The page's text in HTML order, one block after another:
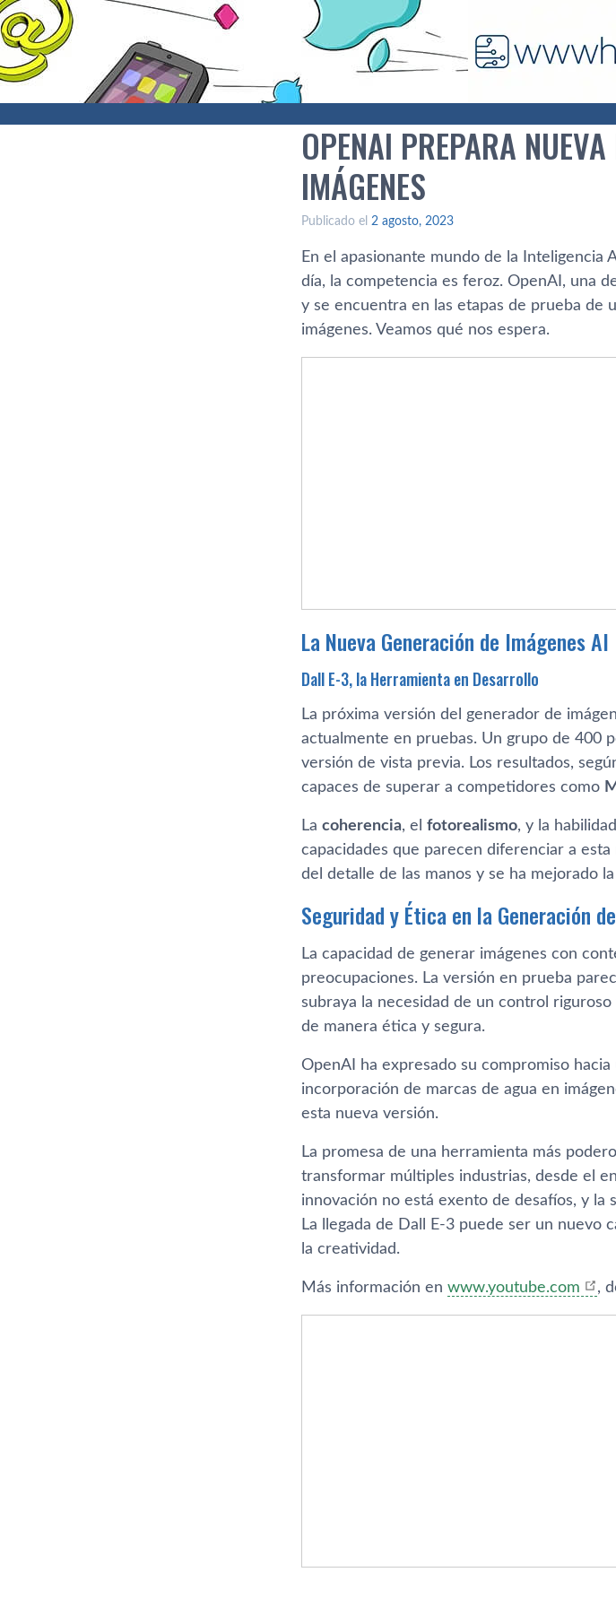
OPENAI PREPARA
IMÁGENES
Publicado el 2 agosto, 2023
En el apasionante mundo de la
día, la competencia es feroz. OpenAI, una
y se encuentra en las etapas de prueba de
imágenes. Veamos qué nos espera.
La Nueva Generación de Imágenes AI
Dall E-3, la Herramienta en Desarrollo
La próxima versión del generador de
actualmente en pruebas. Un grupo de 400
versión de vista previa. Los resultados,
capaces de superar a competidores como
La coherencia, el fotorealismo, y la
capacidades que parecen diferenciar a
del detalle de las manos y se ha mejorado
Seguridad y Ética en la Generación
La capacidad de generar imágenes con
preocupaciones. La versión en prueba
subraya la necesidad de un control
de manera ética y segura.
OpenAI ha expresado su compromiso hacia
incorporación de marcas de agua en
esta nueva versión.
La promesa de una herramienta más
transformar múltiples industrias, desde el
innovación no está exento de desafíos, y
La llegada de Dall E-3 puede ser un nuevo
la creatividad.
Más información en www.youtube.com ,